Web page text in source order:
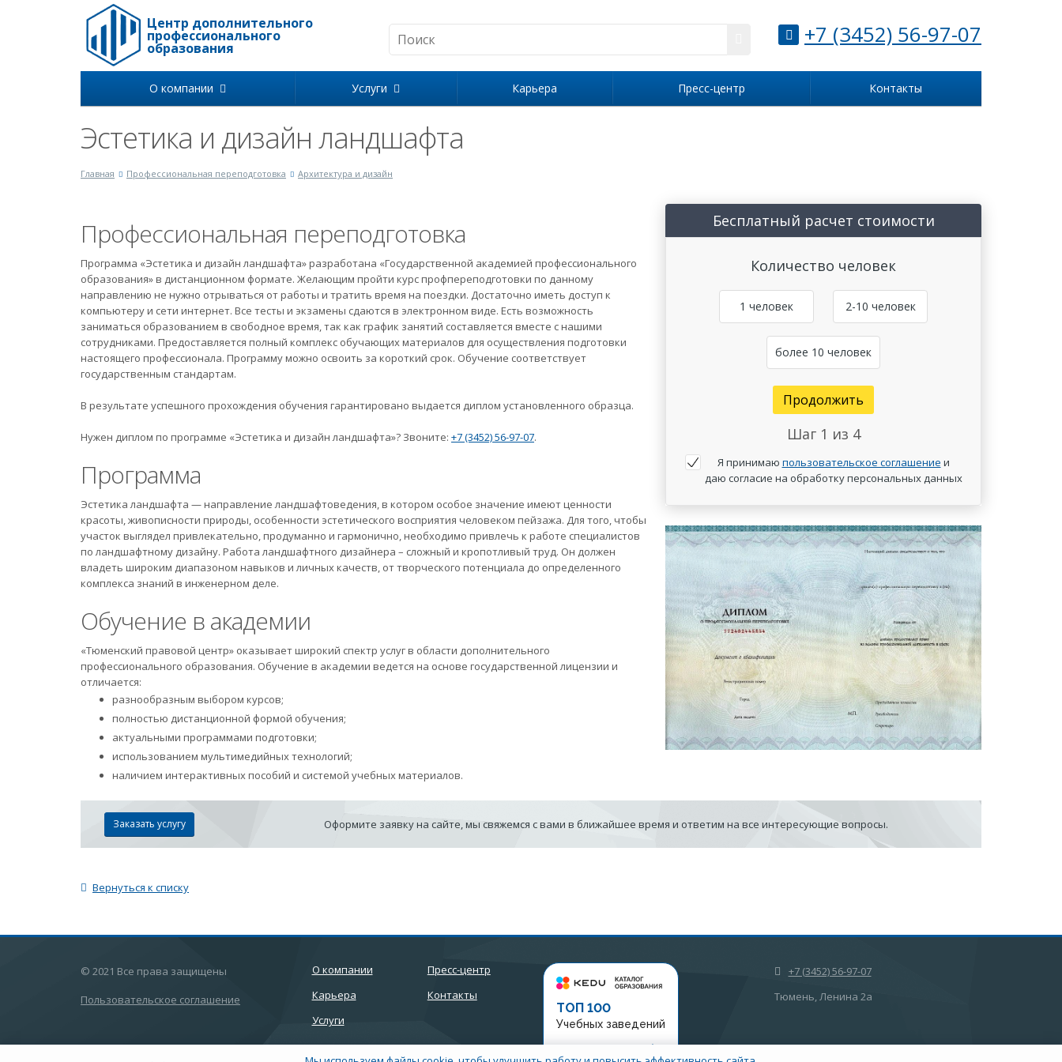
Центр дополнительного
профессионального
образования +7 (3452) 56-97-07
О компании Услуги Карьера Пресс-центр Контакты
Эстетика и дизайн ландшафта
Главная Профессиональная переподготовка Архитектура и дизайн
Бесплатный расчет стоимости
Количество человек
1 человек 2-10 человек
более 10 человек
Продолжить
Шаг 1 из 4
Я принимаю пользовательское соглашение и
даю согласие на обработку персональных данных
Профессиональная переподготовка
Программа «Эстетика и дизайн ландшафта» разработана «Государственной академией профессионального
образования» в дистанционном формате. Желающим пройти курс профпереподготовки по данному
направлению не нужно отрываться от работы и тратить время на поездки. Достаточно иметь доступ к
компьютеру и сети интернет. Все тесты и экзамены сдаются в электронном виде. Есть возможность
заниматься образованием в свободное время, так как график занятий составляется вместе с нашими
сотрудниками. Предоставляется полный комплекс обучающих материалов для осуществления подготовки
настоящего профессионала. Программу можно освоить за короткий срок. Обучение соответствует
государственным стандартам.
В результате успешного прохождения обучения гарантировано выдается диплом установленного образца.
Нужен диплом по программе «Эстетика и дизайн ландшафта»? Звоните: +7 (3452) 56-97-07.
Программа
Эстетика ландшафта — направление ландшафтоведения, в котором особое значение имеют ценности
красоты, живописности природы, особенности эстетического восприятия человеком пейзажа. Для того, чтобы
участок выглядел привлекательно, продуманно и гармонично, необходимо привлечь к работе специалистов
по ландшафтному дизайну. Работа ландшафтного дизайнера – сложный и кропотливый труд. Он должен
владеть широким диапазоном навыков и личных качеств, от творческого потенциала до определенного
комплекса знаний в инженерном деле.
Обучение в академии
«Тюменский правовой центр» оказывает широкий спектр услуг в области дополнительного
профессионального образования. Обучение в академии ведется на основе государственной лицензии и
отличается:
разнообразным выбором курсов;
полностью дистанционной формой обучения;
актуальными программами подготовки;
использованием мультимедийных технологий;
наличием интерактивных пособий и системой учебных материалов.
Заказать услугу Оформите заявку на сайте, мы свяжемся с вами в ближайшее время и ответим на все интересующие вопросы.
Вернуться к списку
© 2021 Все права защищены
Пользовательское соглашение
О компании
Карьера
Услуги
Пресс-центр
Контакты
ТОП 100
Учебных заведений
+7 (3452) 56-97-07
Тюмень, Ленина 2а